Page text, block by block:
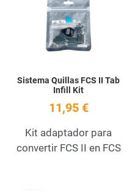
Sistema Quillas FCS II Tab
Infill Kit
11,95 €
Kit adaptador para
convertir FCS II en FCS